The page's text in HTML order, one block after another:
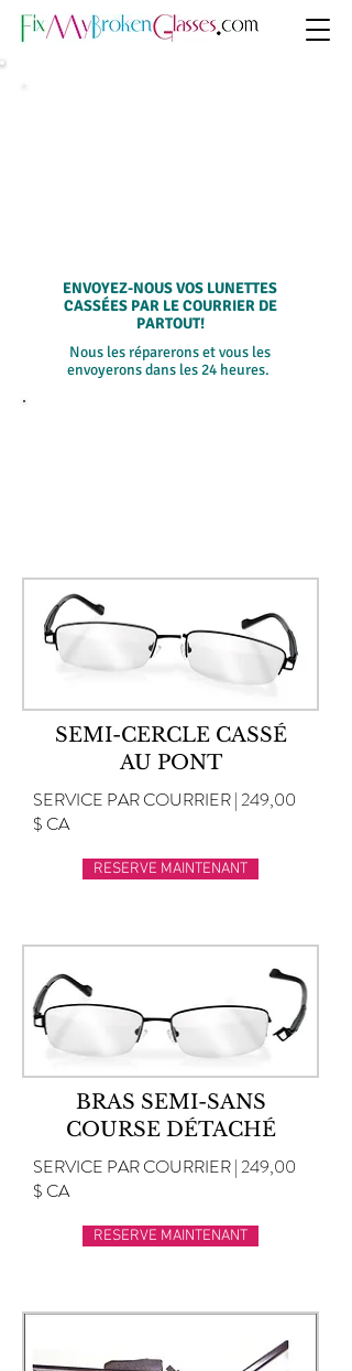
ENVOYEZ-NOUS VOS LUNETTES
CASSÉES PAR LE COURRIER DE
PARTOUT!
Nous les réparerons et vous les
envoyerons dans les 24 heures.
SEMI-CERCLE CASSÉ
AU PONT
SERVICE PAR COURRIER | 249,00
$ CA
RESERVE MAINTENANT
BRAS SEMI-SANS
COURSE DÉTACHÉ
SERVICE PAR COURRIER | 249,00
$ CA
RESERVE MAINTENANT